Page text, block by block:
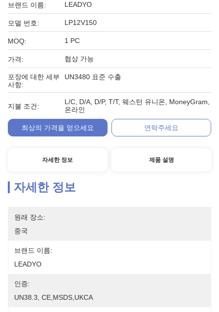
브랜드 이름: LEADYO
모델 번호: LP12V150
MOQ: 1 PC
가격: 협상 가능
포장에 대한 세부
사항:
UN3480 표준 수출
지불 조건:
L/C, D/A, D/P, T/T, 웨스턴 유니온, MoneyGram,
온라인
최상의 가격을 얻으세요 연락주세요
자세한 정보 제품 설명
자세한 정보
원래 장소:
중국
브랜드 이름:
LEADYO
인증:
UN38.3, CE,MSDS,UKCA